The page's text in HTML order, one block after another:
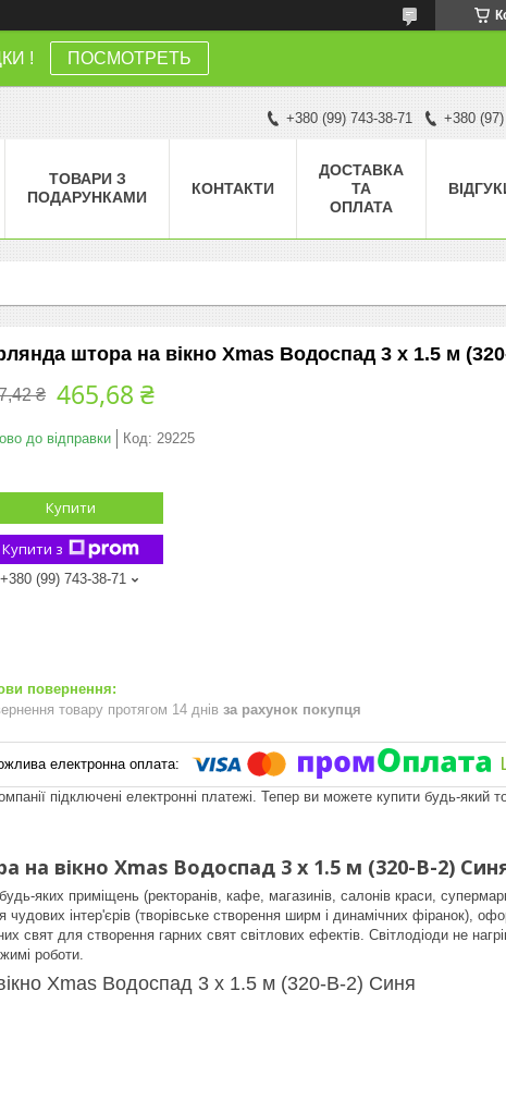
! ПОСМОТРЕТЬ
+380 (99) 743-38-71 +380
ТОВАРИ З
ПОДАРУНКАМИ
КОНТАКТИ
ДОСТАВКА
ТА
ОПЛАТА
штора на вікно Xmas Водоспад 3 х 1.5 м
₴ 465,68 ₴
до відправки Код: 29225
Купити
Купити з
+380 (99) 743-38-71
товару протягом 14 днів за рахунок покупця
підключені електронні платежі. Тепер ви можете купити будь-який
на вікно Xmas Водоспад 3 х 1.5 м (320-B-2)
яких приміщень (ректоранів, кафе, магазинів, салонів краси,
інтер'єрів (творівське створення ширм і динамічних фіранок),
свят для створення гарних свят світлових ефектів. Світлодіоди не
роботи.
Xmas Водоспад 3 х 1.5 м (320-B-2) Синя